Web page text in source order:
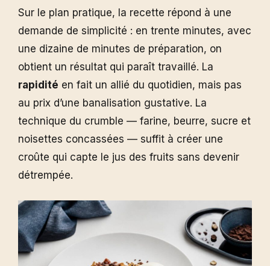
Sur le plan pratique, la recette répond à une
demande de simplicité : en trente minutes, avec
une dizaine de minutes de préparation, on
obtient un résultat qui paraît travaillé. La
rapidité en fait un allié du quotidien, mais pas
au prix d’une banalisation gustative. La
technique du crumble — farine, beurre, sucre et
noisettes concassées — suffit à créer une
croûte qui capte le jus des fruits sans devenir
détrempée.